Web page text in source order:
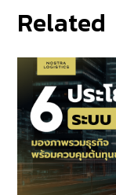
Related